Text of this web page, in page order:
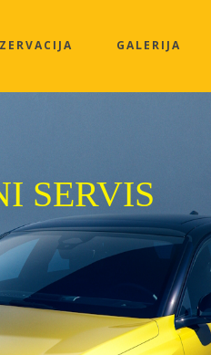
GALERIJA
SERVIS